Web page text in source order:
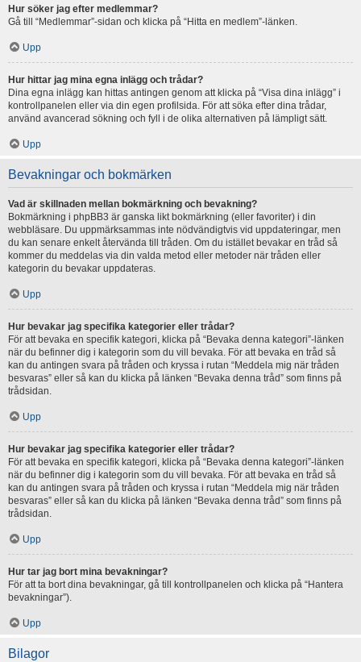
Hur söker jag efter medlemmar?
Gå till “Medlemmar”-sidan och klicka på “Hitta en medlem”-länken.
Upp
Hur hittar jag mina egna inlägg och trådar?
Dina egna inlägg kan hittas antingen genom att klicka på “Visa dina inlägg” i
kontrollpanelen eller via din egen profilsida. För att söka efter dina trådar,
använd avancerad sökning och fyll i de olika alternativen på lämpligt sätt.
Upp
Bevakningar och bokmärken
Vad är skillnaden mellan bokmärkning och bevakning?
Bokmärkning i phpBB3 är ganska likt bokmärkning (eller favoriter) i din
webbläsare. Du uppmärksammas inte nödvändigtvis vid uppdateringar, men
du kan senare enkelt återvända till tråden. Om du istället bevakar en tråd så
kommer du meddelas via din valda metod eller metoder när tråden eller
kategorin du bevakar uppdateras.
Upp
Hur bevakar jag specifika kategorier eller trådar?
För att bevaka en specifik kategori, klicka på “Bevaka denna kategori”-länken
när du befinner dig i kategorin som du vill bevaka. För att bevaka en tråd så
kan du antingen svara på tråden och kryssa i rutan “Meddela mig när tråden
besvaras” eller så kan du klicka på länken “Bevaka denna tråd” som finns på
trådsidan.
Upp
Hur bevakar jag specifika kategorier eller trådar?
För att bevaka en specifik kategori, klicka på “Bevaka denna kategori”-länken
när du befinner dig i kategorin som du vill bevaka. För att bevaka en tråd så
kan du antingen svara på tråden och kryssa i rutan “Meddela mig när tråden
besvaras” eller så kan du klicka på länken “Bevaka denna tråd” som finns på
trådsidan.
Upp
Hur tar jag bort mina bevakningar?
För att ta bort dina bevakningar, gå till kontrollpanelen och klicka på “Hantera
bevakningar”).
Upp
Bilagor